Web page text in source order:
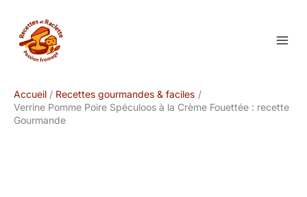
contenu
Accueil
Recettes gourmandes & faciles
Verrine Pomme Poire Spéculoos à la Crème Fouettée : recette
Gourmande